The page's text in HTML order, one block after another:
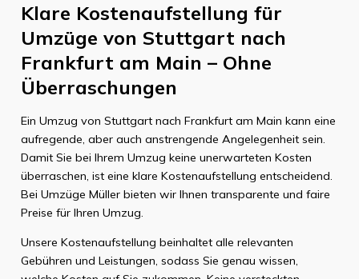
Klare Kostenaufstellung für
Umzüge von Stuttgart nach
Frankfurt am Main – Ohne
Überraschungen
Ein Umzug von Stuttgart nach Frankfurt am Main kann eine
aufregende, aber auch anstrengende Angelegenheit sein.
Damit Sie bei Ihrem Umzug keine unerwarteten Kosten
überraschen, ist eine klare Kostenaufstellung entscheidend.
Bei Umzüge Müller bieten wir Ihnen transparente und faire
Preise für Ihren Umzug.
Unsere Kostenaufstellung beinhaltet alle relevanten
Gebühren und Leistungen, sodass Sie genau wissen,